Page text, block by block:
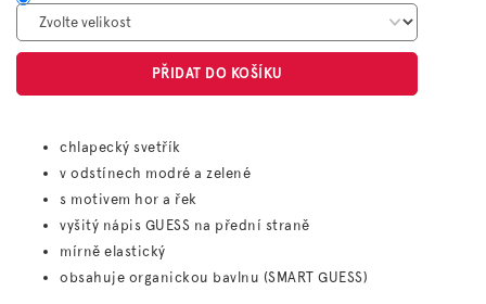
PŘIDAT DO KOŠÍKU
chlapecký svetřík
v odstínech modré a zelené
s motivem hor a řek
vyšitý nápis GUESS na přední straně
mírně elastický
obsahuje organickou bavlnu (SMART GUESS)